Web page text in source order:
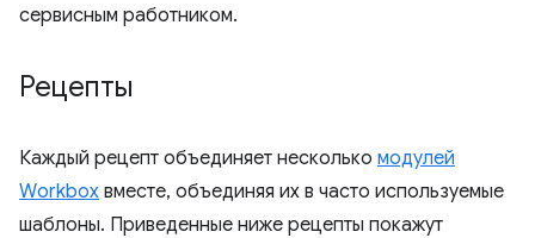
сервисным работником.
Рецепты
Каждый рецепт объединяет несколько модулей
Workbox вместе, объединяя их в часто используемые
шаблоны. Приведенные ниже рецепты покажут